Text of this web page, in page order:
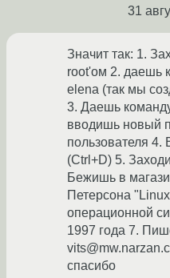
31
Значит так: 1.
root'ом 2. даешь
elena (так мы
3. Даешь
вводишь новый
пользователя
(Ctrl+D) 5.
Бежишь в
Петерсона
операционной
1997 года 7.
спасибо